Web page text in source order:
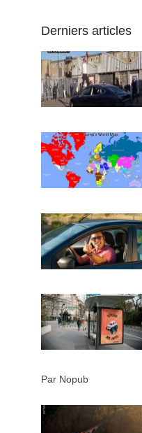
Derniers articles
Par Nopub